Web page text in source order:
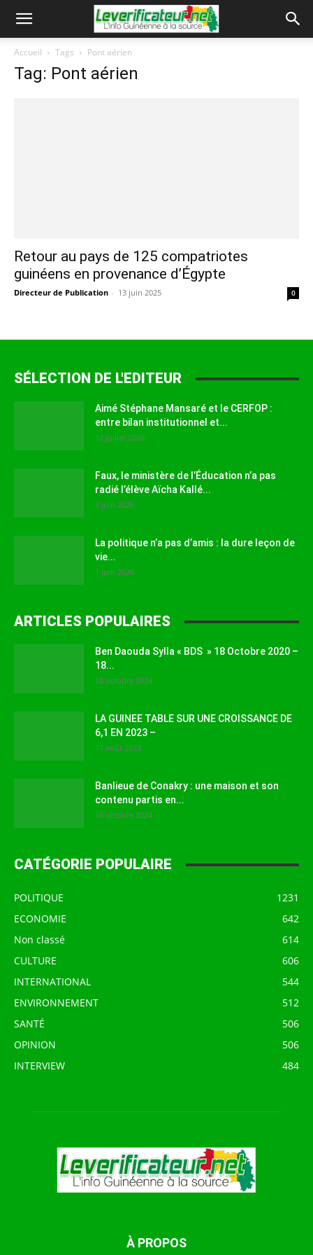
Accueil Tags Pont aérien
Tag: Pont aérien
Retour au pays de 125 compatriotes
guinéens en provenance d’Égypte
Directeur de Publication - 13 juin 2025 0
SÉLECTION DE L'EDITEUR
Aimé Stéphane Mansaré et le CERFOP :
entre bilan institutionnel et...
12 juillet 2026
Faux, le ministère de l’Éducation n’a pas
radié l’élève Aïcha Kallé...
9 juin 2026
La politique n’a pas d’amis : la dure leçon de
vie...
1 juin 2026
ARTICLES POPULAIRES
Ben Daouda Sylla « BDS » 18 Octobre 2020 –
18...
18 octobre 2024
LA GUINEE TABLE SUR UNE CROISSANCE DE
6,1 EN 2023 –
17 août 2023
Banlieue de Conakry : une maison et son
contenu partis en...
16 octobre 2024
CATÉGORIE POPULAIRE
POLITIQUE
1231
ECONOMIE
642
Non classé
614
CULTURE
606
INTERNATIONAL
544
ENVIRONNEMENT
512
SANTÉ
506
OPINION
506
INTERVIEW
484
À PROPOS